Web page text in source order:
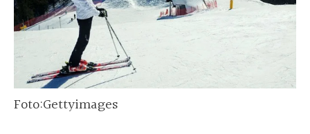
Foto:Gettyimages